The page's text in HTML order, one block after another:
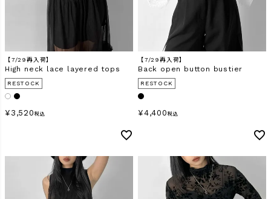
在庫なし商品
表示する 表示しない
【7/29再入荷】
High neck lace layered tops
RESTOCK
¥ 3,520 税込
【7/29再入荷】
Back open button bustier
RESTOCK
¥4,400 税込